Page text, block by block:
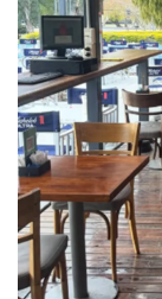
Duelo
"Abrazo
mensaje
despedir a